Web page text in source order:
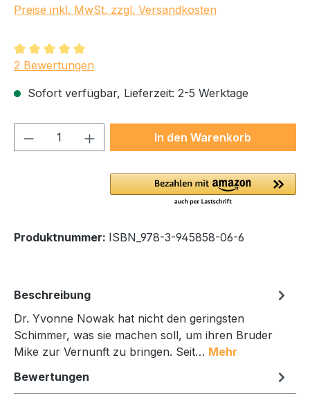
Preise inkl. MwSt. zzgl. Versandkosten
Durchschnittliche Bewertung von 5 von 5 Sternen
2 Bewertungen
Sofort verfügbar, Lieferzeit: 2-5 Werktage
Produkt Anzahl: Gib denIn den Warenkorb
Produktnummer: ISBN_978-3-945858-06-6
Beschreibung
Dr. Yvonne Nowak hat nicht den geringsten
Schimmer, was sie machen soll, um ihren Bruder
Mike zur Vernunft zu bringen. Seit… Mehr
Bewertungen